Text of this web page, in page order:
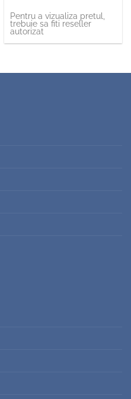
Pentru a vizualiza pretul,
trebuie sa fiti reseller
autorizat